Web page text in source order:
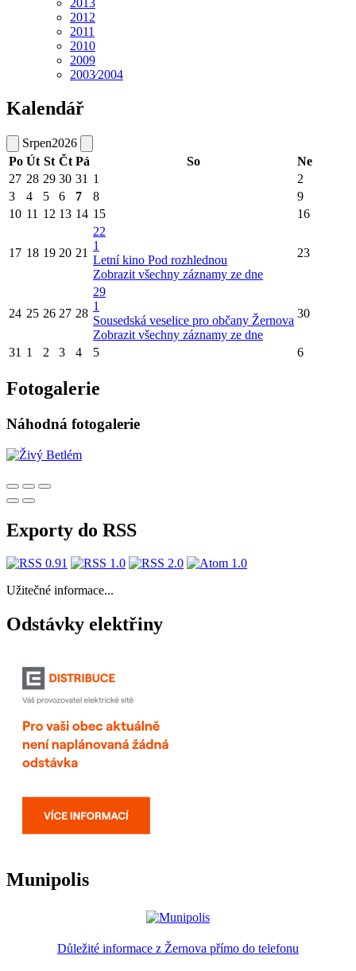
2013
2012
2011
2010
2009
2003⁄2004
Kalendář
Srpen2026
Po Út St Čt Pá So
Ne
27 28 29 30 31 1
2
3
4 5 6 7 8
9
10 11 12 13 14 15 16
17 18 19 20 21
22
1
Letní kino Pod rozhlednou
Zobrazit všechny záznamy ze dne
23
24 25 26 27 28
29
1
Sousedská veselice pro občany Žernova
Zobrazit všechny záznamy ze dne
30
31 1 2 3 4 5 6
Fotogalerie
Náhodná fotogalerie
Exporty do RSS
Užitečné informace...
Odstávky elektřiny
Munipolis
Důležité informace z Žernova přímo do telefonu